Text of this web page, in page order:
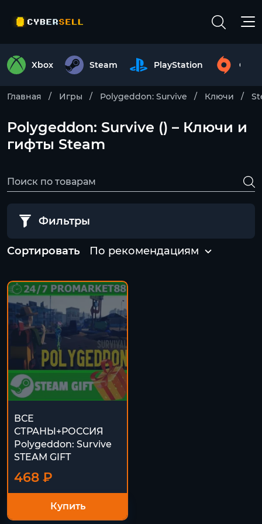
Xbox Steam PlayStation
Главная Игры Polygeddon: Survive Ключи
Polygeddon: Survive () – Ключи и
гифты Steam
Фильтры
Сортировать По рекомендациям
ВСЕ
СТРАНЫ+РОССИЯ
Polygeddon: Survive
STEAM GIFT
468 ₽
Купить